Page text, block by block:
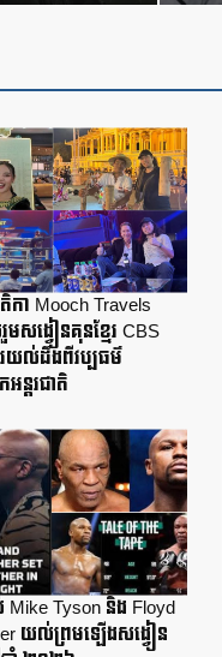
កា Mooch Travels
សង្វៀនគុនខ្មែរ CBS
យល់ដឹងពីវប្បធម៌
ន្តរជាតិ
Mike Tyson និង Floyd
យល់ព្រមឡើងសង្វៀន